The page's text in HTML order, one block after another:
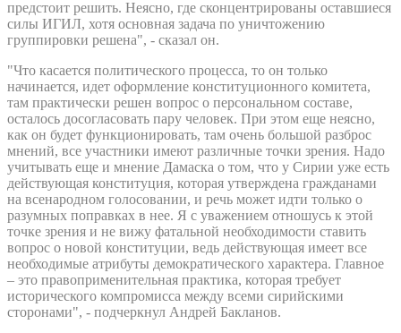
предстоит решить. Неясно, где сконцентрированы оставшиеся
силы ИГИЛ, хотя основная задача по уничтожению
группировки решена", - сказал он.
"Что касается политического процесса, то он только
начинается, идет оформление конституционного комитета,
там практически решен вопрос о персональном составе,
осталось досогласовать пару человек. При этом еще неясно,
как он будет функционировать, там очень большой разброс
мнений, все участники имеют различные точки зрения. Надо
учитывать еще и мнение Дамаска о том, что у Сирии уже есть
действующая конституция, которая утверждена гражданами
на всенародном голосовании, и речь может идти только о
разумных поправках в нее. Я с уважением отношусь к этой
точке зрения и не вижу фатальной необходимости ставить
вопрос о новой конституции, ведь действующая имеет все
необходимые атрибуты демократического характера. Главное
– это правоприменительная практика, которая требует
исторического компромисса между всеми сирийскими
сторонами", - подчеркнул Андрей Бакланов.